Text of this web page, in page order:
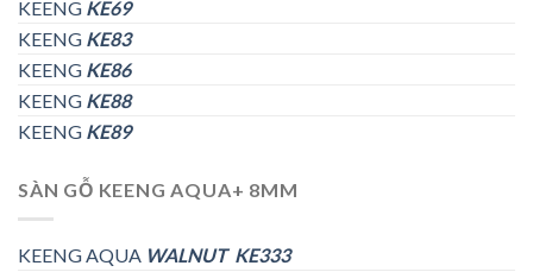
KEENG KE69
KEENG KE83
KEENG KE86
KEENG KE88
KEENG KE89
SÀN GỖ KEENG AQUA+ 8MM
KEENG AQUA WALNUT KE333